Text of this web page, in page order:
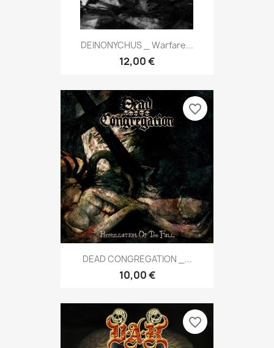
DEINONYCHUS _ Warfare...
12,00 €
DEAD CONGREGATION _...
10,00 €
favorite_border
favorite_border